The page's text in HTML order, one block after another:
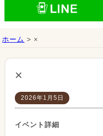
ホーム > ×
×
2026年1月5日
イベント詳細